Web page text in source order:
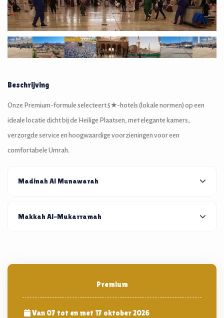
Beschrijving
Onze Premium-formule selecteert 5★-hotels (lokale normen) op een
ideale locatie dicht bij de Heilige Plaatsen, met elegante kamers,
verzorgde service en hoogwaardige voorzieningen voor een
comfortabele Umrah.
Madinah Al Munawarah
Makkah Al-Mukarramah
Premium
Van 07 tot en met 17 oktober 2026